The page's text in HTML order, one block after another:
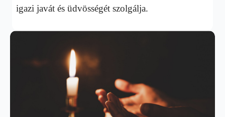
igazi javát és üdvösségét szolgálja.